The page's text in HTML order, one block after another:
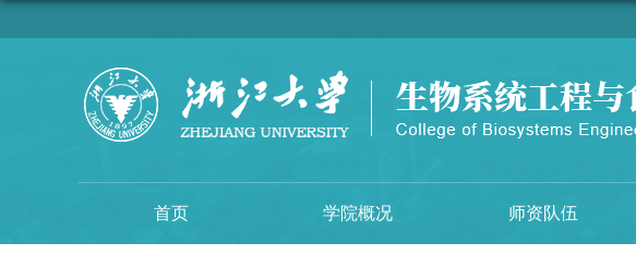
首页 学院概况 师资队伍